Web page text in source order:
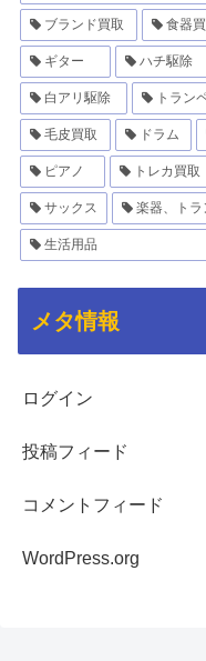
ブランド買取 食器
ギター ハチ駆除
白アリ駆除 トラン
毛皮買取 ドラム
ピアノ トレカ買取
サックス 楽器、トラ
生活用品
メタ情報
ログイン
投稿フィード
コメントフィード
WordPress.org